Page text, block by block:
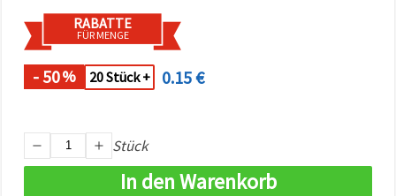
individuell
festlegen.
Einwilligung
können Sie
jederzeit
Impressum
Datenschutzerklärung
Cookie-
RABATTE
FÜR MENGE
- 50% 20 Stück + 0.15 €
Stück
In den Warenkorb